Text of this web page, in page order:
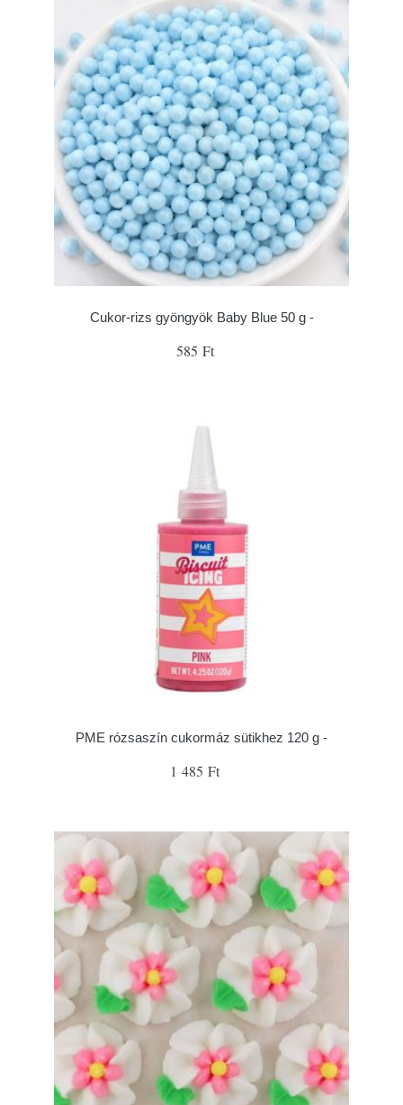
Cukor-rizs gyöngyök Baby Blue 50 g -
585 Ft
PME rózsaszín cukormáz sütikhez 120 g -
1 485 Ft